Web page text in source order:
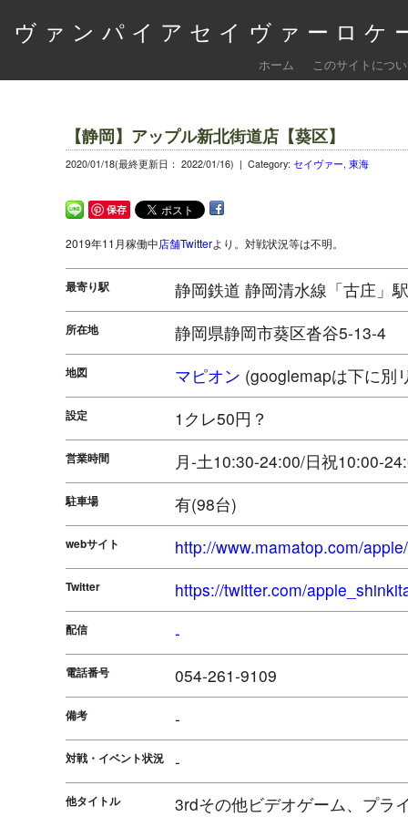
ヴァンパイアセイヴァーロケ
ホーム このサイトにつ
【静岡】アップル新北街道店【葵区】
2020/01/18(最終更新日： 2022/01/16) | Category: セイヴァー, 東海
保存
2019年11月稼働中店舗Twitterより。対戦状況等は不明。
最寄り駅 静岡鉄道 静岡清水線「古庄」
所在地 静岡県静岡市葵区沓谷5-13-4
地図 マピオン (googlemapは下に別
設定 1クレ50円？
営業時間 月-土10:30-24:00/日祝10:00-
駐車場 有(98台)
webサイト http://www.mamatop.com/
Twitter https://twitter.com/
配信 -
電話番号 054-261-9109
備考 -
対戦・イベント状況 -
他タイトル 3rdその他ビデオゲーム、プラ